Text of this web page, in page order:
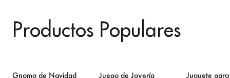
Productos Populares
Gnomo de Navidad
Juego de Joyería
Juguete